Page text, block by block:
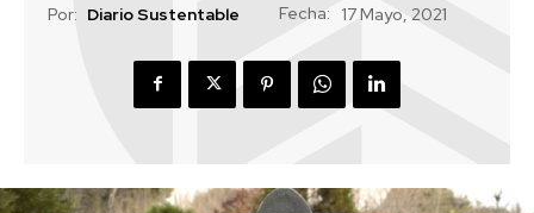
Por: Diario Sustentable Fecha: 17 Mayo, 2021